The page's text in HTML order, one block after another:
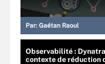
Par: Gaétan Raoul
Observabilité :
contexte de réduction